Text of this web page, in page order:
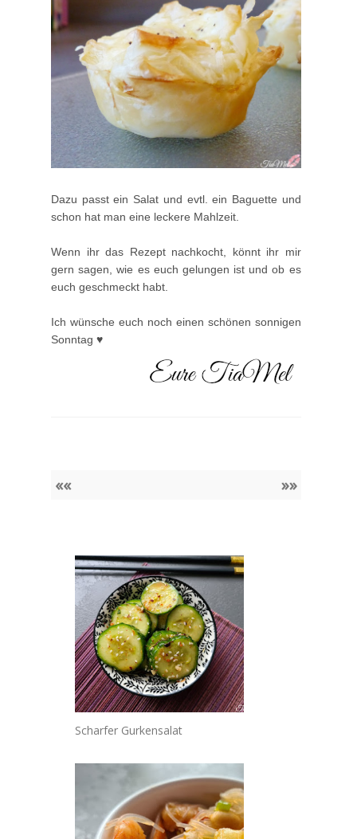
Dazu passt ein Salat und evtl. ein Baguette und
schon hat man eine leckere Mahlzeit.
Wenn ihr das Rezept nachkocht, könnt ihr mir
gern sagen, wie es euch gelungen ist und ob es
euch geschmeckt habt.
Ich wünsche euch noch einen schönen sonnigen
Sonntag ♥
«« »»
Scharfer Gurkensalat